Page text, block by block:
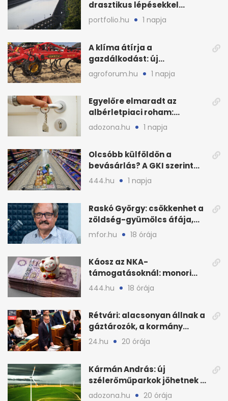
drasztikus lépésekkel
védenék a cernavodăi
atomerőművet
portfolio.hu 1 napja
A klíma átírja a
gazdálkodást: új
megoldásokat keres a
mezőgazdaság
agroforum.hu 1 napja
Egyelőre elmaradt az
albérletpiaci roham:
ennyibe kerülnek a kiadó
adozona.hu 1 napja
Olcsóbb külföldön a
bevásárlás? A GKI szerint
zárkózott a magyar árszint
444.hu 1 napja
Raskó György: csökkenhet a
zöldség-gyümölcs áfája,
bajban a kukorica
mfor.hu 18 órája
Káosz az NKA-
támogatásoknál: monori
civilek elszámolásai és
444.hu 18 órája
Rétvári: alacsonyan állnak a
gáztározók, a kormány
válságról válságra jut
24.hu 20 órája
Kármán András: új
szélerőműparkok jöhetnek a
kormányülés döntése
adozona.hu 20 órája